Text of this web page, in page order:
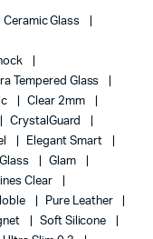
Ceramic Glass
Tempered Glass
Clear 2mm
CrystalGuard
Elegant Smart
Glam
Clear
Pure Leather
Soft Silicone